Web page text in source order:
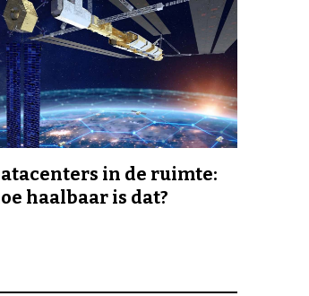
in de ruimte:
haalbaar is dat?